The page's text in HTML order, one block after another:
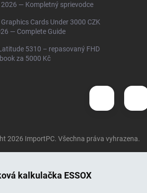
2026 — Kompletný sprievodce
Cards Under 3000 CZK
— Complete Guide
5310 – repasovaný FHD
za 5000 Kč
2026 ImportPC. Všechna práva vyhrazena.
kalkulačka ESSOX